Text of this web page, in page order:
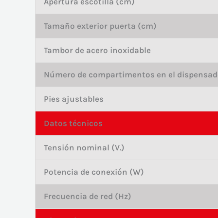
Tamaño exterior puerta (cm)
Tambor de acero inoxidable
Número de compartimentos en el
Pies ajustables
Datos técnicos
Tensión nominal (V.)
Potencia de conexión (W)
Frecuencia de red (Hz)